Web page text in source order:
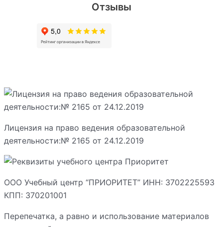
Отзывы
Лицензия на право ведения образовательной
деятельности:№ 2165 от 24.12.2019
ООО Учебный центр “ПРИОРИТЕТ” ИНН: 3702225593
КПП: 370201001
Перепечатка, а равно и использование материалов